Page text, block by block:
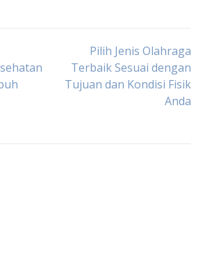
Pilih Jenis Olahraga
Terbaik Sesuai dengan
Tujuan dan Kondisi Fisik
Anda